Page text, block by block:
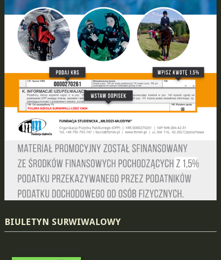
BIULETYN SURWIWALOWY